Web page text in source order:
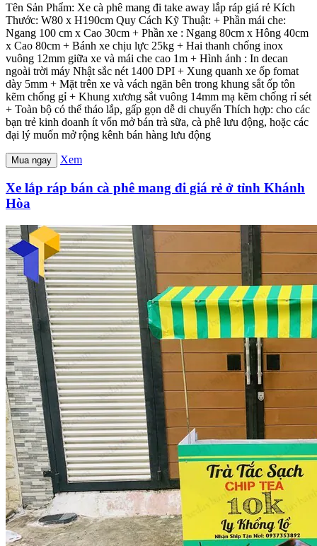
Tên Sản Phẩm: Xe cà phê mang đi take away lắp ráp giá rẻ Kích
Thước: W80 x H190cm Quy Cách Kỹ Thuật: + Phần mái che:
Ngang 100 cm x Cao 30cm + Phần xe : Ngang 80cm x Hông 40cm
x Cao 80cm + Bánh xe chịu lực 25kg + Hai thanh chống inox
vuông 12mm giữa xe và mái che cao 1m + Hình ảnh : In decan
ngoài trời máy Nhật sắc nét 1400 DPI + Xung quanh xe ốp fomat
dày 5mm + Mặt trên xe và vách ngăn bên trong khung sắt ốp tôn
kẽm chống gỉ + Khung xương sắt vuông 14mm mạ kẽm chống rỉ sét
+ Toàn bộ có thể tháo lắp, gấp gọn dễ di chuyển Thích hợp: cho các
bạn trẻ kinh doanh ít vốn mở bán trà sữa, cà phê lưu động, hoặc các
đại lý muốn mở rộng kênh bán hàng lưu động
Mua ngay Xem
Xe lắp ráp bán cà phê mang đi giá rẻ ở tỉnh Khánh
Hòa